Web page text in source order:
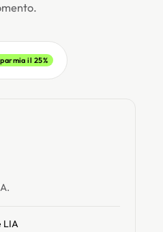
il 25%
LIA